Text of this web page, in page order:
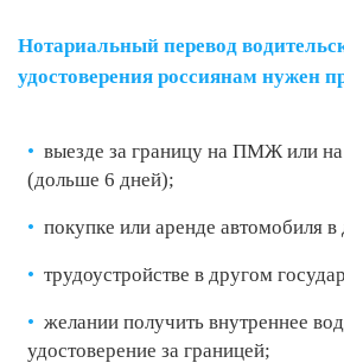
Нотариальный перевод
удостоверения россиянам нужен
выезде за границу на ПМЖ или
(дольше 6 дней);
покупке или аренде автомобиля в
трудоустройстве в другом
желании получить внутреннее
удостоверение за границей;